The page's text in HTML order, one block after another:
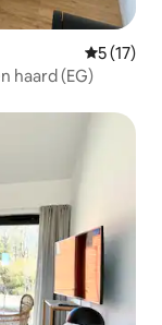
5 (17)
haard (EG)